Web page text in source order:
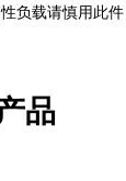
负载请慎用此件
品